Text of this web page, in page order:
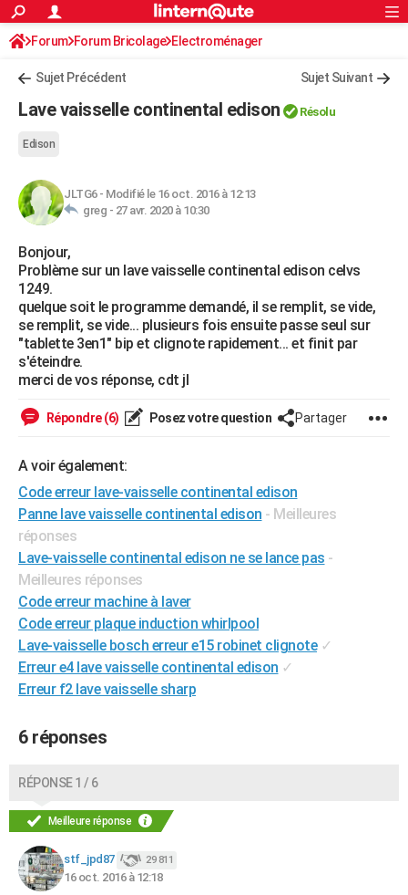
ACTUALITÉS
Politique
Société
Faits Divers
Education
Monde
Villes
+
Essais
Réserver un essai
Citadines
Berlines
SUV
Forum auto
+HIGH-TECH
BRICOLAGE
Forum
Aménagement intérieur
Extérieur
Cuisine
Salle de bains
Jardinage
Rangement
WEEK-END
Guides de France
Escapades
Patrimoine
Expositions
Musées
Week-end nature
+LIFESTYLE
Art de vivre
Bien-être
Loisirs
Mode
Modes de vie
SANTE
Alimentation
Guide de la santé
Maladies
Médicaments
Sommeil
Destinations
City break
Voyage nature
Voyage de noces
Forum
Climat
GUIDES D'ACHAT
CARTE DE VOEUX
Carte de Noël
Carte Bonne année
Carte Saint-Valentin
Carte Pâques
Carte d'anniversaire
DICTIONNAIRE
Dictionnaire
Biographies
Citations
Expressions
Proverbes
PROGRAMME TV
COPAINS D'AVANT
S'inscrire
Se connecter
Lycées
Collèges
Primaires
Universités
Entreprises
Service militaire
Avis de recherche
AVIS DE DÉCÈS
S'inscrire
Connexion
Forum Forum Bricolage Electroménager
Sujet Précédent Sujet Suivant
Lave vaisselle continental edison Résolu
Edison
JLTG6- Modifié le 16 oct. 2016 à 12:13
greg - 27 avr. 2020 à 10:30
Bonjour,
Problème sur un lave vaisselle continental edison celvs
1249.
quelque soit le programme demandé, il se remplit, se vide,
se remplit, se vide... plusieurs fois ensuite passe seul sur
"tablette 3en1" bip et clignote rapidement... et finit par
s'éteindre.
merci de vos réponse, cdt jl
Répondre (6) Posez votre question Partager
A voir également:
Code erreur lave-vaisselle continental edison
Panne lave vaisselle continental edison - Meilleures
réponses
Lave-vaisselle continental edison ne se lance pas -
Meilleures réponses
Code erreur machine à laver
Code erreur plaque induction whirlpool
Lave-vaisselle bosch erreur e15 robinet clignote ✓
Erreur e4 lave vaisselle continental edison ✓
Erreur f2 lave vaisselle sharp
6 réponses
RÉPONSE 1 / 6
Meilleure réponse
stf_jpd87 29 811
16 oct. 2016 à 12:18